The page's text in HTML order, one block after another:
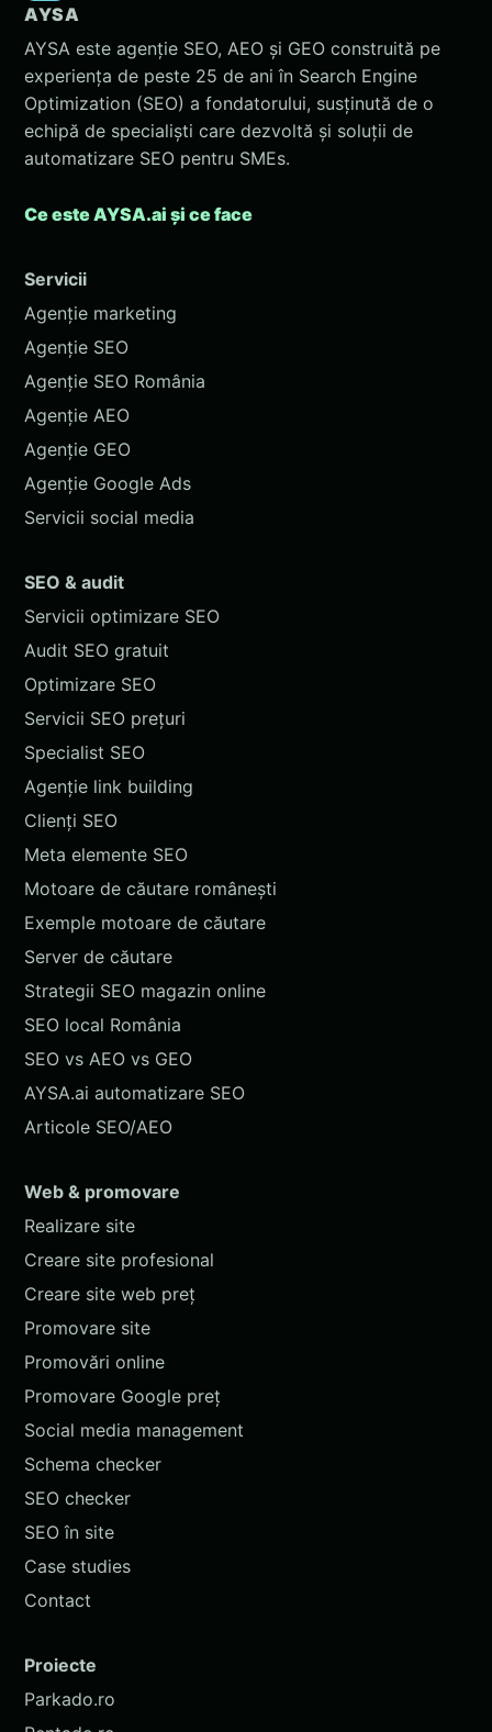
AYSA
AYSA este agenție SEO, AEO și GEO construită pe
experiența de peste 25 de ani în Search Engine
Optimization (SEO) a fondatorului, susținută de o
echipă de specialiști care dezvoltă și soluții de
automatizare SEO pentru SMEs.
Ce este AYSA.ai și ce face
Servicii
Agenție marketing
Agenție SEO
Agenție SEO România
Agenție AEO
Agenție GEO
Agenție Google Ads
Servicii social media
SEO & audit
Servicii optimizare SEO
Audit SEO gratuit
Optimizare SEO
Servicii SEO prețuri
Specialist SEO
Agenție link building
Clienți SEO
Meta elemente SEO
Motoare de căutare românești
Exemple motoare de căutare
Server de căutare
Strategii SEO magazin online
SEO local România
SEO vs AEO vs GEO
AYSA.ai automatizare SEO
Articole SEO/AEO
Web & promovare
Realizare site
Creare site profesional
Creare site web preț
Promovare site
Promovări online
Promovare Google preț
Social media management
Schema checker
SEO checker
SEO în site
Case studies
Contact
Proiecte
Parkado.ro